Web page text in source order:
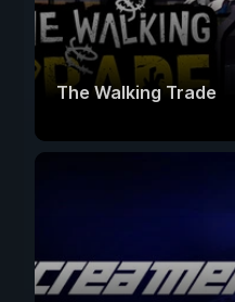
The Walking Trade